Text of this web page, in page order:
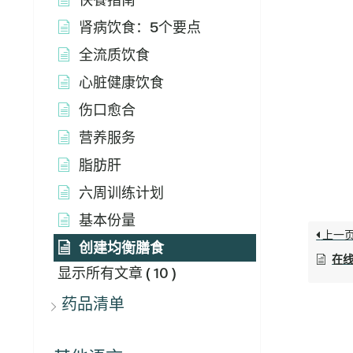
肾病饮食：5个要点
全流质饮食
心脏健康饮食
伤口愈合
营养服务
脂肪肝
六周训练计划
基本份量
创建均衡膳食
显示所有文章 ( 10 )
药品清单
上一
在